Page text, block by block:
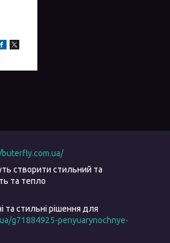
створити стильний та
та тепло
та стильні рішення для
g71884925-penyuarynochnye-